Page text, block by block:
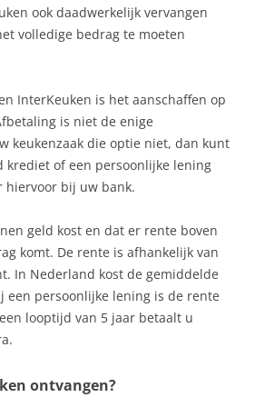
ook daadwerkelijk vervangen
volledige bedrag te moeten
InterKeuken is het aanschaffen op
is niet de enige
keukenzaak die optie niet, dan kunt
krediet of een persoonlijke lening
hiervoor bij uw bank.
geld kost en dat er rente boven
komt. De rente is afhankelijk van
In Nederland kost de gemiddelde
een persoonlijke lening is de rente
looptijd van 5 jaar betaalt u
ontvangen?